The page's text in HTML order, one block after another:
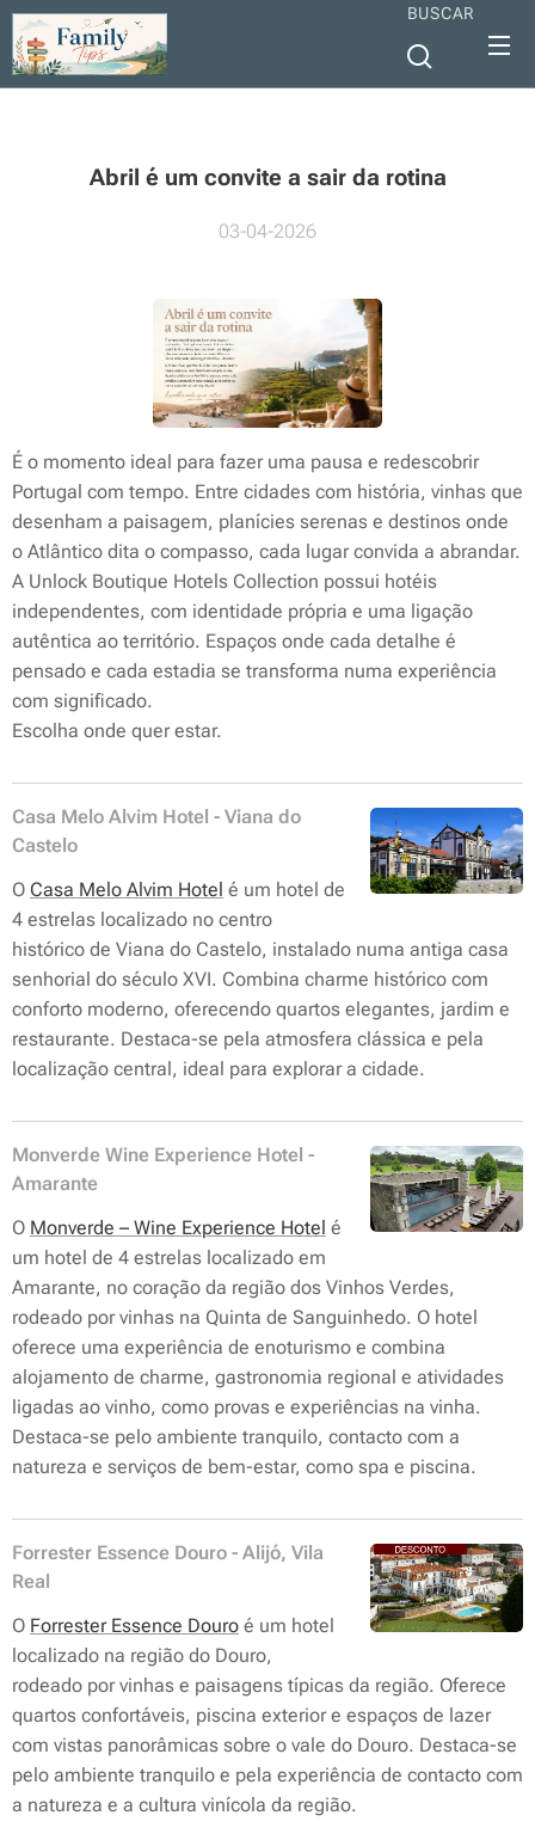
BUSCAR
Abril é um convite a sair da rotina
03-04-2026
É o momento ideal para fazer uma pausa e redescobrir
Portugal com tempo. Entre cidades com história, vinhas que
desenham a paisagem, planícies serenas e destinos onde
o Atlântico dita o compasso, cada lugar convida a abrandar.
A Unlock Boutique Hotels Collection possui hotéis
independentes, com identidade própria e uma ligação
autêntica ao território. Espaços onde cada detalhe é
pensado e cada estadia se transforma numa experiência
com significado.
Escolha onde quer estar.
Casa Melo Alvim Hotel - Viana do
Castelo
O Casa Melo Alvim Hotel é um hotel de
4 estrelas localizado no centro
histórico de Viana do Castelo, instalado numa antiga casa
senhorial do século XVI. Combina charme histórico com
conforto moderno, oferecendo quartos elegantes, jardim e
restaurante. Destaca-se pela atmosfera clássica e pela
localização central, ideal para explorar a cidade.
Monverde Wine Experience Hotel -
Amarante
O Monverde – Wine Experience Hotel é
um hotel de 4 estrelas localizado em
Amarante, no coração da região dos Vinhos Verdes,
rodeado por vinhas na Quinta de Sanguinhedo. O hotel
oferece uma experiência de enoturismo e combina
alojamento de charme, gastronomia regional e atividades
ligadas ao vinho, como provas e experiências na vinha.
Destaca-se pelo ambiente tranquilo, contacto com a
natureza e serviços de bem-estar, como spa e piscina.
Forrester Essence Douro - Alijó, Vila
Real
O Forrester Essence Douro é um hotel
localizado na região do Douro,
rodeado por vinhas e paisagens típicas da região. Oferece
quartos confortáveis, piscina exterior e espaços de lazer
com vistas panorâmicas sobre o vale do Douro. Destaca-se
pelo ambiente tranquilo e pela experiência de contacto com
a natureza e a cultura vinícola da região.